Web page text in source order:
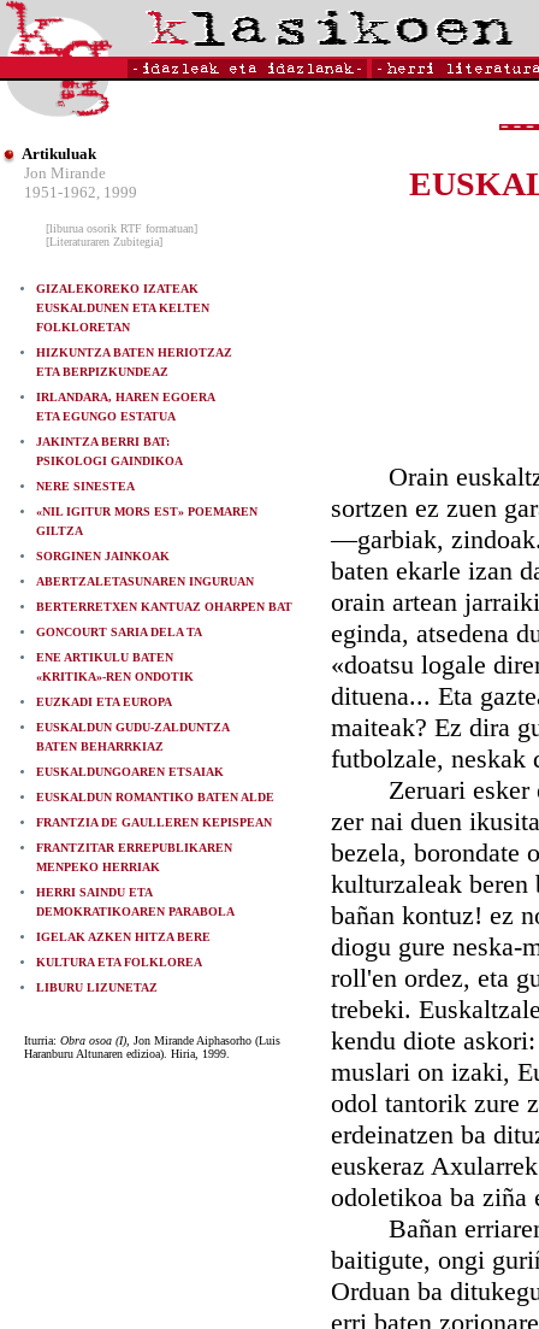
Artikuluak
Jon Mirande
1951-1962, 1999
[liburua osorik RTF formatuan]
[Literaturaren Zubitegia]
GIZALEKOREKO IZATEAK
EUSKALDUNEN ETA KELTEN
FOLKLORETAN
HIZKUNTZA BATEN HERIOTZAZ
ETA BERPIZKUNDEAZ
IRLANDARA, HAREN EGOERA
ETA EGUNGO ESTATUA
JAKINTZA BERRI BAT:
PSIKOLOGI GAINDIKOA
NERE SINESTEA
«NIL IGITUR MORS EST» POEMAREN
GILTZA
SORGINEN JAINKOAK
ABERTZALETASUNAREN INGURUAN
BERTERRETXEN KANTUAZ OHARPEN BAT
GONCOURT SARIA DELA TA
ENE ARTIKULU BATEN
«KRITIKA»-REN ONDOTIK
EUZKADI ETA EUROPA
EUSKALDUN GUDU-ZALDUNTZA
BATEN BEHARRKIAZ
EUSKALDUNGOAREN ETSAIAK
EUSKALDUN ROMANTIKO BATEN ALDE
FRANTZIA DE GAULLEREN KEPISPEAN
FRANTZITAR ERREPUBLIKAREN
MENPEKO HERRIAK
HERRI SAINDU ETA
DEMOKRATIKOAREN PARABOLA
IGELAK AZKEN HITZA BERE
KULTURA ETA FOLKLOREA
LIBURU LIZUNETAZ
Iturria: Obra osoa (I), Jon Mirande Aiphasorho (Luis
Haranburu Altunaren edizioa). Hiria, 1999.
Orain
sortzen ez zuen
—garbiak,
baten ekarle izan
orain artean
eginda, atsedena
«doatsu logale
dituena... Eta
maiteak? Ez dira
futbolzale, neskak
Zeruari esker
zer nai duen
bezela, borondate
kulturzaleak
bañan kontuz! ez
diogu gure neska-
roll'en ordez, eta
trebeki.
kendu diote
muslari on izaki,
odol tantorik zure
erdeinatzen ba
euskeraz
odoletikoa ba ziña
Bañan erriaren
baitigute, ongi
Orduan ba
erri baten